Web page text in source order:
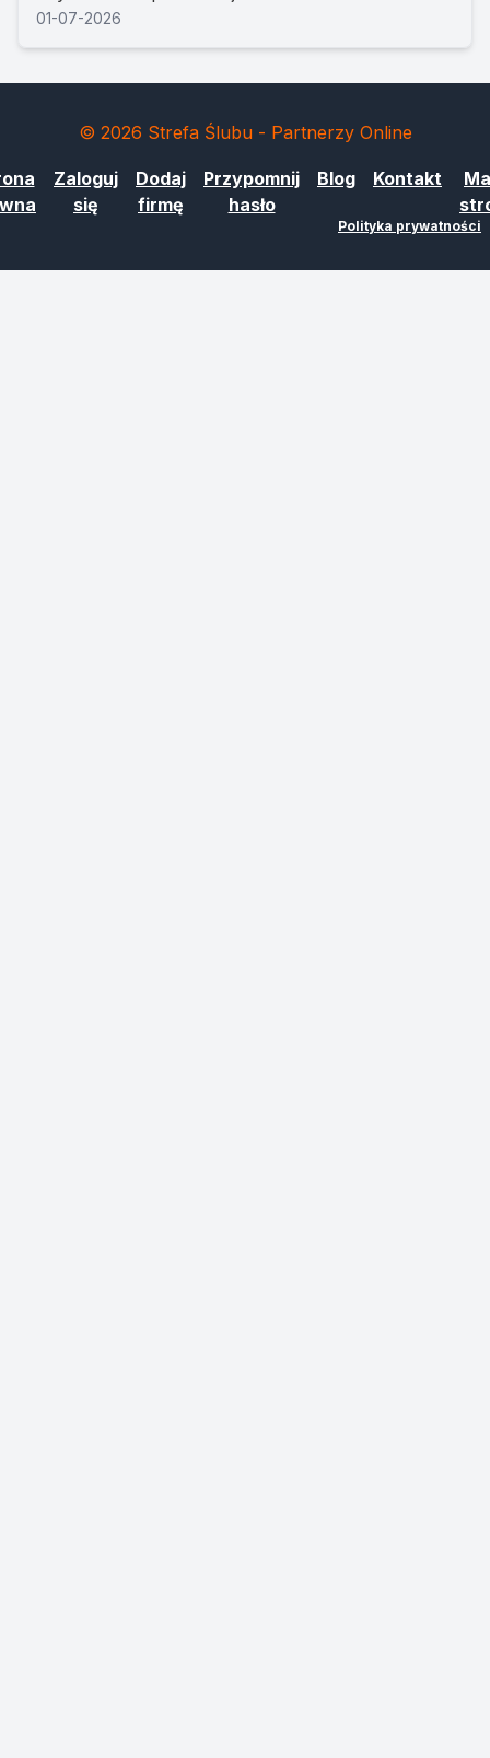
01-07-2026
© 2026 Strefa Ślubu - Partnerzy Online
Zaloguj
się
Dodaj
firmę
Przypomnij
hasło
Blog Kontakt
Polityka prywatności